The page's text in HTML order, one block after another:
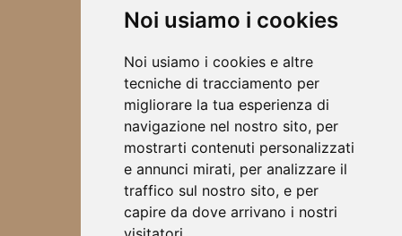
Noi usiamo i cookies
Noi usiamo i cookies e altre
tecniche di tracciamento per
migliorare la tua esperienza di
navigazione nel nostro sito, per
mostrarti contenuti personalizzati
e annunci mirati, per analizzare il
traffico sul nostro sito, e per
capire da dove arrivano i nostri
CONTATTI
ABBIGLIAMENTO 2025
TOVAGLIETTE ALL'AMERICANA
SCRUNCHIES
CHI SONO
DESIGN
BORSE
ABBIGLIAMENTO
SCALDA COLLO
SCIARPE